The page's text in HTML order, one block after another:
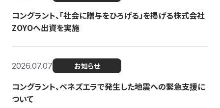
コングラント、「社会に贈与をひろげる」を掲げる株式会社
ZOYOへ出資を実施
2026.07.07 お知らせ
コングラント、ベネズエラで発生した地震への緊急支援に
ついて